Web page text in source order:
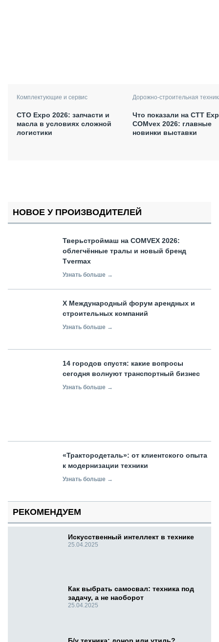
Комплектующие и сервис
СТО Expo 2026: запчасти и
масла в условиях сложной
логистики
Дорожно-строительная
Что показали на CTT
COMvex 2026: главные
новинки выставки
НОВОЕ У ПРОИЗВОДИТЕЛЕЙ
Тверьстроймаш на COMVEX 2026:
облегчённые тралы и новый бренд
Tvermax
Узнать больше →
X Международный форум арендных и
строительных компаний
Узнать больше →
14 городов спустя: какие вопросы
сегодня волнуют транспортный бизнес
Узнать больше →
«Трактородеталь»: от клиентского опыта
к модернизации техники
Узнать больше →
РЕКОМЕНДУЕМ
Искусственный интеллект в технике
25.04.2025
Как выбрать самосвал: техника под
задачу, а не наоборот
25.04.2025